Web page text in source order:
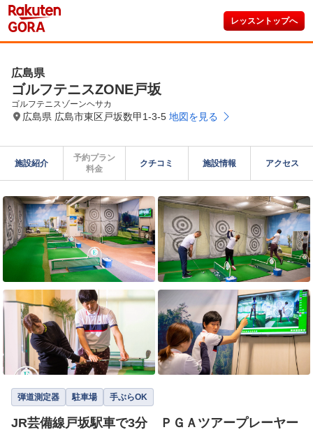
レッスントップへ
広島県
ゴルフテニスZONE戸坂
ゴルフテニスゾーンヘサカ
広島県 広島市東区戸坂数甲1-3-5 地図を見る
施設紹介
予約プラン
料金
クチコミ 施設情報 アクセス
弾道測定器 駐車場 手ぶらOK
JR芸備線戸坂駅車で3分 ＰＧＡツアープレーヤー